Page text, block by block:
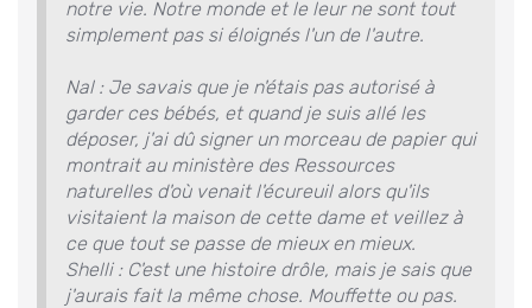
notre vie. Notre monde et le leur ne sont tout
simplement pas si éloignés l'un de l'autre.
Nal : Je savais que je n'étais pas autorisé à
garder ces bébés, et quand je suis allé les
déposer, j'ai dû signer un morceau de papier qui
montrait au ministère des Ressources
naturelles d'où venait l'écureuil alors qu'ils
visitaient la maison de cette dame et veillez à
ce que tout se passe de mieux en mieux.
Shelli : C'est une histoire drôle, mais je sais que
j'aurais fait la même chose. Mouffette ou pas.